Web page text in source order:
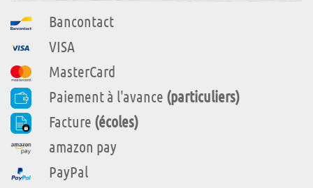
Bancontact
VISA
MasterCard
Paiement à l'avance (particuliers)
Facture (écoles)
amazon pay
PayPal